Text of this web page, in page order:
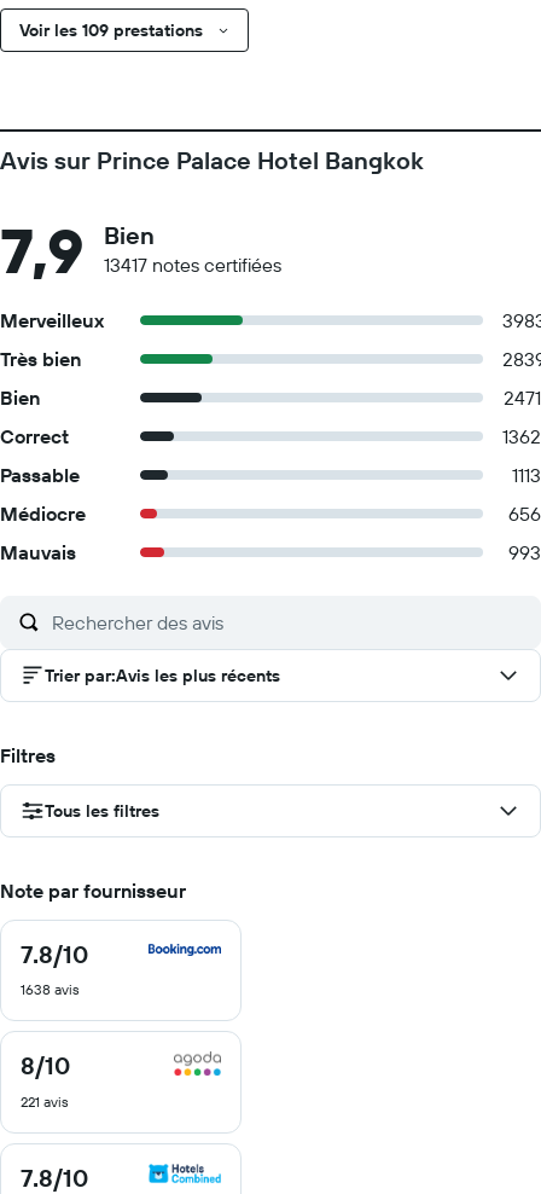
Voir les 109 prestations
Avis sur Prince Palace Hotel Bangkok
7,9 Bien
13417 notes certifiées
Merveilleux
Très bien
Bien
2471
Correct
1362
Passable
1113
Médiocre
656
Mauvais
993
Trier par:Avis les plus récents
Filtres
Tous les filtres
Note par fournisseur
7.8/10
7.8
10
1638 avis
8/10
8
sur
10
221 avis
7.8/10
7.8